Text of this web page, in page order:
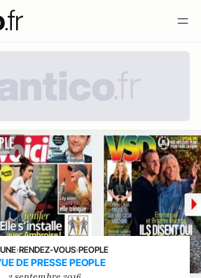
›RENDEZ-VOUS›PEOPLE
DE PRESSE PEOPLE